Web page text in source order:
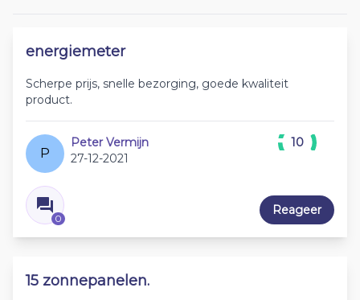
energiemeter
Scherpe prijs, snelle bezorging, goede kwaliteit
product.
P
Peter Vermijn
27-12-2021
0
10
Reageer
15 zonnepanelen.